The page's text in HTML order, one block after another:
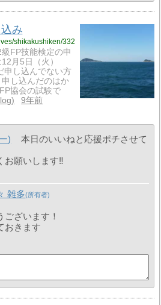
み
shikakushiken/332
FP技能検定の申
月5日（火）
申し込んでない方
し込んだのはか
協会の試験で
9年前
)
本日のいいねと応援ポチさせて
お願いします‼
雑多
ございます！
おきます